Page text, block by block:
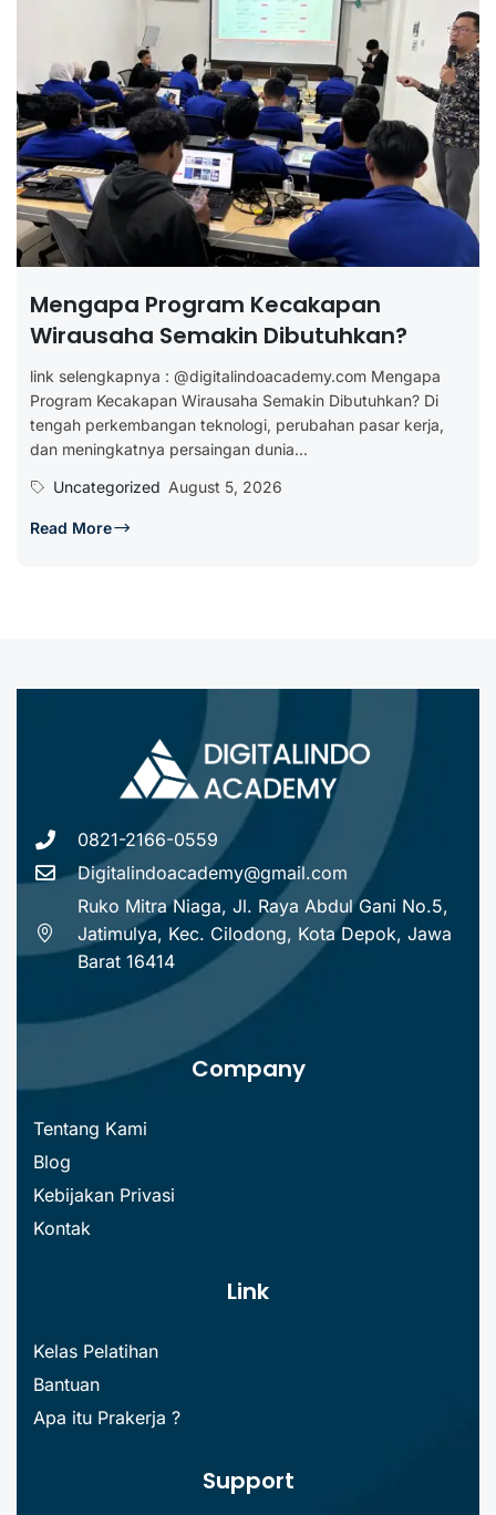
Mengapa Program Kecakapan
Wirausaha Semakin Dibutuhkan?
link selengkapnya : @digitalindoacademy.com Mengapa
Program Kecakapan Wirausaha Semakin Dibutuhkan? Di
tengah perkembangan teknologi, perubahan pasar kerja,
dan meningkatnya persaingan dunia...
Uncategorized August 5, 2026
Read More
0821-2166-0559
Digitalindoacademy@gmail.com
Ruko Mitra Niaga, Jl. Raya Abdul Gani No.5,
Jatimulya, Kec. Cilodong, Kota Depok, Jawa
Barat 16414
Company
Tentang Kami
Blog
Kebijakan Privasi
Kontak
Link
Kelas Pelatihan
Bantuan
Apa itu Prakerja ?
Support